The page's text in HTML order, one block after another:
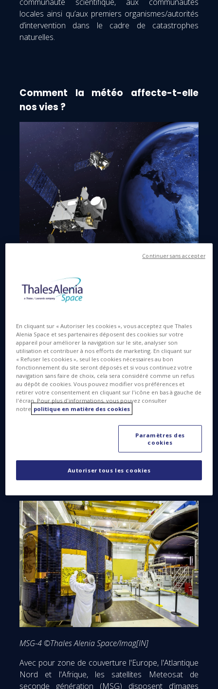
locales ainsi qu’aux premiers organismes/autorités
d’intervention dans le cadre de catastrophes
naturelles.
Comment la météo affecte-t-elle
nos vies ?
MTG ©Thales Alenia Space/Briot
Connaître le temps qu’il fera demain… C’est un
typhons, ouragans, inondations ou autres, fort est
de constater que les satellites jouent leur rôle et
peuvent véritablement sauver des vies !
Depuis plus de 40 ans, grâce à la technologie
Meteosat, les météorologues ont pu bénéficier
d’une grande quantité de données nécessaires aux
prévisions météo. Grâce aux satellites Meteosat de
météorologues disposent depuis plus de quarante
ans d'une source continue de données fiables pour
leurs prévisions météo immédiates et à courte
MSG-4 ©Thales Alenia Space/Imag[IN]
Avec pour zone de couverture l'Europe, l'Atlantique
Nord et l'Afrique, les satellites Meteosat de
seconde génération (MSG) disposent d’images
En cliquant sur « Autoriser les cookies », vous acceptez que Thales
Alenia Space et ses partenaires déposent des cookies sur votre
appareil pour améliorer la navigation sur le site, analyser son
utilisation et contribuer à nos efforts de marketing. En cliquant sur
« Refuser les cookies », seul les cookies nécessaires au bon
fonctionnement du site seront déposés et si vous continuez votre
navigation sans faire de choix, cela sera considéré comme un refus
au dépôt de cookies. Vous pouvez modifier vos préférences et
retirer votre consentement en cliquant sur l'icône en bas à gauche de
l'écran. Pour plus d'informations, vous pouvez consulter
notre politique en matière des cookies
Paramètres des
cookies
Autoriser tous les cookies
Continuer sans accepter